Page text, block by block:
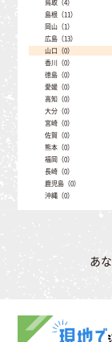
長野（2081）
京都（1）
大阪（1）
兵庫（70）
奈良（0）
和歌山（0）
鳥取（4）
島根（11）
岡山（1）
広島（13）
山口（0）
香川（0）
徳島（0）
愛媛（0）
高知（0）
大分（0）
宮崎（0）
佐賀（0）
熊本（0）
福岡（0）
長崎（0）
鹿児島（0）
沖縄（0）
あ